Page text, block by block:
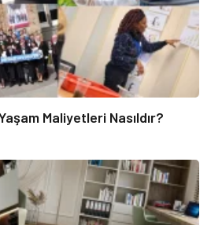
Maliyetleri Nasıldır?